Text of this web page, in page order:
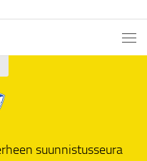
suunnistusseura